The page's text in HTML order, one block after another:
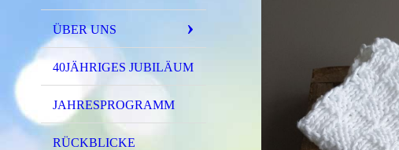
ÜBER UNS
40JÄHRIGES JUBILÄUM
JAHRESPROGRAMM
RÜCKBLICKE